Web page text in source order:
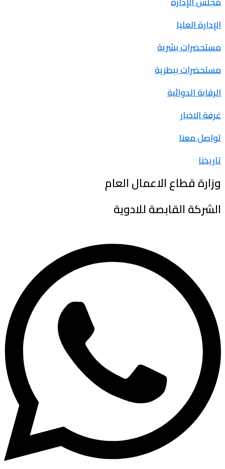
الإدارة العليا
مستحضرات بشرية
مستحضرات بيطرية
الرقابة الدوائية
غرفة الاخبار
تواصل معنا
تاريخنا
وزارة قطاع الاعمال العام
الشركة القابصة للادوية